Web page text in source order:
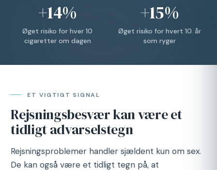
+14%
Øget risiko for hver 10
cigaretter om dagen
+15%
Øget risiko for hvert 10. år
som ryger
ET VIGTIGT SIGNAL
Rejsningsbesvær kan være et
tidligt advarselstegn
Rejsningsproblemer handler sjældent kun om sex.
De kan også være et tidligt tegn på, at